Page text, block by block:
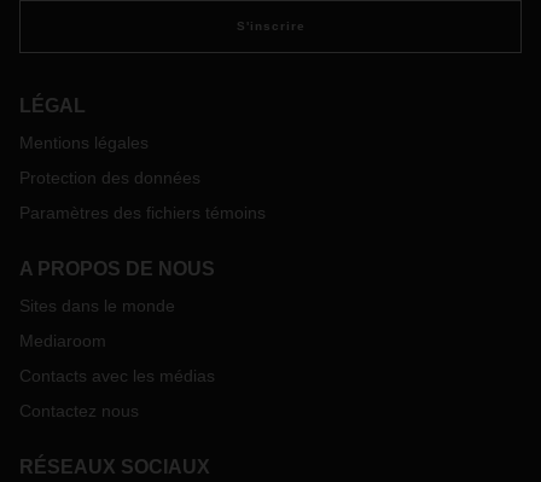
S'inscrire
LÉGAL
Mentions légales
Protection des données
Paramètres des fichiers témoins
A PROPOS DE NOUS
Sites dans le monde
Mediaroom
Contacts avec les médias
Contactez nous
RÉSEAUX SOCIAUX